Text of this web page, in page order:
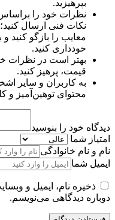
بپرهیزید.
نظرات خود را
نکات فنی ارسال
معایب را بازگو کنید
خودداری کنید.
بهتر است در نظرات
قیمت، پرهیز کنید.
به کاربران و سایر
محتوای توهین‌آمیز
دیدگاه خود را بنوسید
امتیاز شما
نام و نام خانوادگی
ایمیل شما
ذخیره نام، ایمیل و
دوباره دیدگاهی می‌نویسم.